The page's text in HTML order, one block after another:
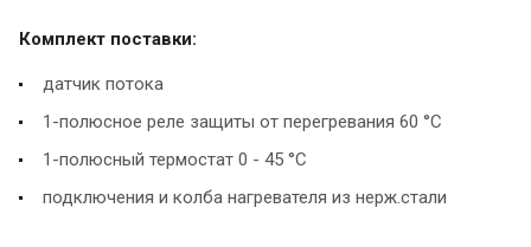
Комплект поставки:
датчик потока
1-полюсное реле защиты от перегревания 60 °С
1-полюсный термостат 0 - 45 °С
подключения и колба нагревателя из нерж.стали